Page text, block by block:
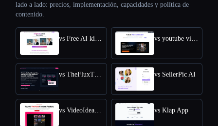
lado a lado: precios, implementación, capacidades y política de
contenido.
vs SellerPic AI
vs Klap App